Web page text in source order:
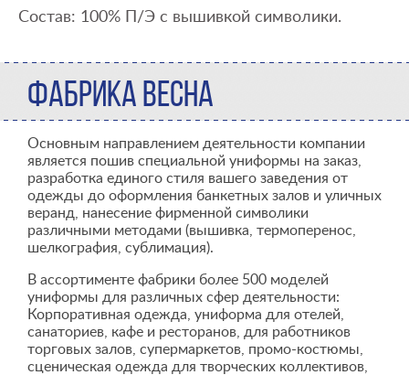
Состав: 100% П/Э с вышивкой символики.
ФАБРИКА ВЕСНА
Основным направлением деятельности компании
является пошив специальной униформы на заказ,
разработка единого стиля вашего заведения от
одежды до оформления банкетных залов и уличных
веранд, нанесение фирменной символики
различными методами (вышивка, термоперенос,
шелкография, сублимация).
В ассортименте фабрики более 500 моделей
униформы для различных сфер деятельности:
Корпоративная одежда, униформа для отелей,
санаториев, кафе и ресторанов, для работников
торговых залов, супермаркетов, промо-костюмы,
сценическая одежда для творческих коллективов,